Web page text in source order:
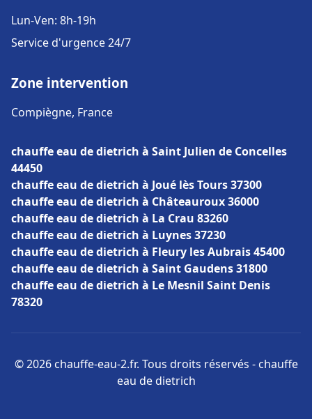
Lun-Ven: 8h-19h
Service d'urgence 24/7
Zone intervention
Compiègne, France
chauffe eau de dietrich à Saint Julien de Concelles
44450
chauffe eau de dietrich à Joué lès Tours 37300
chauffe eau de dietrich à Châteauroux 36000
chauffe eau de dietrich à La Crau 83260
chauffe eau de dietrich à Luynes 37230
chauffe eau de dietrich à Fleury les Aubrais 45400
chauffe eau de dietrich à Saint Gaudens 31800
chauffe eau de dietrich à Le Mesnil Saint Denis
78320
© 2026 chauffe-eau-2.fr. Tous droits réservés - chauffe
eau de dietrich